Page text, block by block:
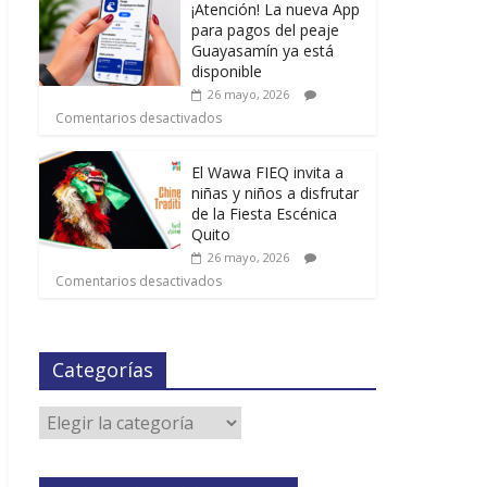
¡Atención! La nueva App
para pagos del peaje
Guayasamín ya está
disponible
26 mayo, 2026
Comentarios desactivados
El Wawa FIEQ invita a
niñas y niños a disfrutar
de la Fiesta Escénica
Quito
26 mayo, 2026
Comentarios desactivados
Categorías